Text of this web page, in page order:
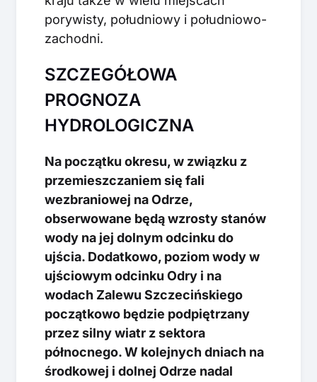
porywisty, południowy i południowo-
zachodni.
SZCZEGÓŁOWA
PROGNOZA
HYDROLOGICZNA
Na początku okresu, w związku z
przemieszczaniem się fali
wezbraniowej na Odrze,
obserwowane będą wzrosty stanów
wody na jej dolnym odcinku do
ujścia. Dodatkowo, poziom wody w
ujściowym odcinku Odry i na
wodach Zalewu Szczecińskiego
początkowo będzie podpiętrzany
przez silny wiatr z sektora
północnego. W kolejnych dniach na
środkowej i dolnej Odrze nadal